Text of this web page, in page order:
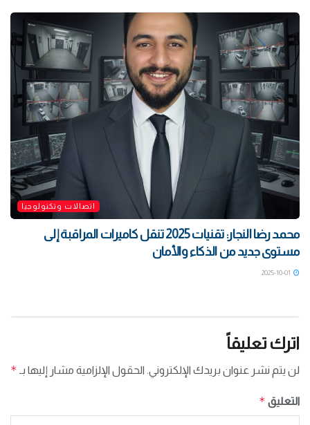
اتصالات وتكنولوجيا
محمد رضا النجار: تقنيات 2025 تنقل كاميرات المراقبة إلى
مستوى جديد من الذكاء والأمان
اترك تعليقاً
لن يتم نشر عنوان بريدك الإلكتروني. الحقول الإلزامية مشار إليها بـ *
التعليق *